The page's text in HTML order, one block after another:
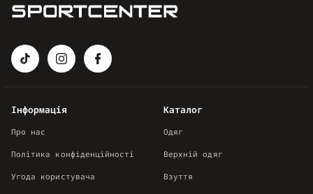
Каталог
Одяг
Верхній одяг
Взуття
Інформація
Про нас
Політика конфіденційності
Угода користувача